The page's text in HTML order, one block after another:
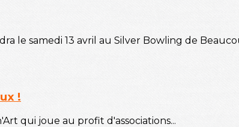
le samedi 13 avril au Silver Bowling de
!
qui joue au profit d'associations...